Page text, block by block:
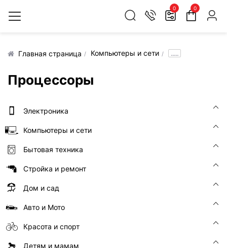
0 0
Главная страница Компьютеры и сети .....
Процессоры
Электроника
Компьютеры и сети
Бытовая техника
Стройка и ремонт
Дом и сад
Авто и Мото
Красота и спорт
Детям и мамам